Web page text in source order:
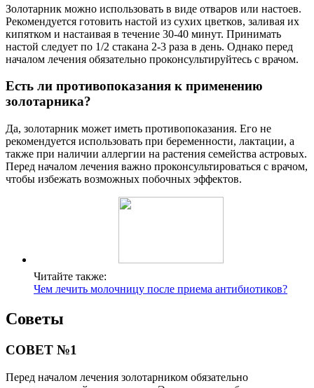
Золотарник можно использовать в виде отваров или настоев.
Рекомендуется готовить настой из сухих цветков, заливая их
кипятком и настаивая в течение 30-40 минут. Принимать
настой следует по 1/2 стакана 2-3 раза в день. Однако перед
началом лечения обязательно проконсультируйтесь с врачом.
Есть ли противопоказания к применению
золотарника?
Да, золотарник может иметь противопоказания. Его не
рекомендуется использовать при беременности, лактации, а
также при наличии аллергии на растения семейства астровых.
Перед началом лечения важно проконсультироваться с врачом,
чтобы избежать возможных побочных эффектов.
Читайте также:
Чем лечить молочницу после приема антибиотиков?
Советы
СОВЕТ №1
Перед началом лечения золотарником обязательно